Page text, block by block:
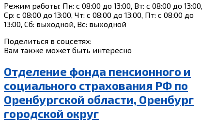
Режим работы: Пн: с 08:00 до 13:00, Вт: с 08:00 до 13:00,
Ср: с 08:00 до 13:00, Чт: с 08:00 до 13:00, Пт: с 08:00 до
13:00, Сб: выходной, Вс: выходной
Поделиться в соцсетях:
Вам также может быть интересно
Отделение фонда пенсионного и
социального страхования РФ по
Оренбургской области, Оренбург
городской округ